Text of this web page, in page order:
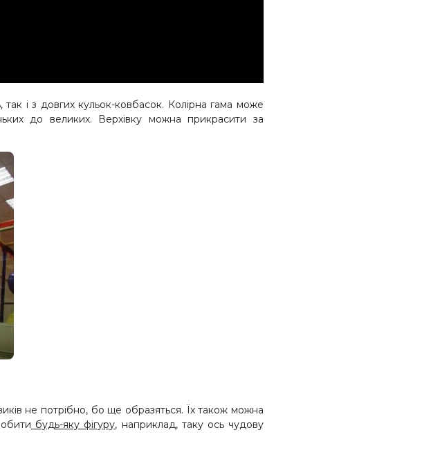
так і з довгих кульок-ковбасок. Колірна гама може
до великих. Верхівку можна прикрасити за
не потрібно, бо ще образяться. Їх також можна
будь-яку фігуру, наприклад, таку ось чудову